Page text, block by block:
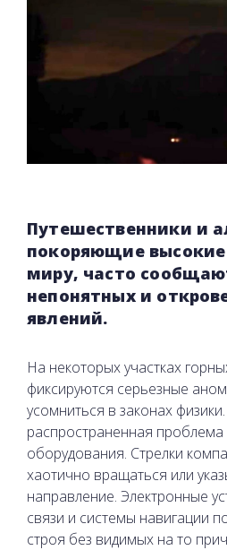
Путешественники и
покоряющие высокие
миру, часто
непонятных и
явлений.
На некоторых участках
фиксируются серьезные
усомниться в законах
распространенная
оборудования. Стрелки
хаотично вращаться или
направление. Электронные
связи и системы навигации
строя без видимых на то